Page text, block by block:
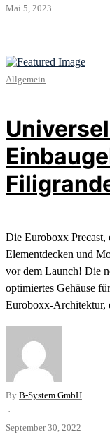
Mai 5, 2023
Allgemein
Die Euroboxx Precast,
Elementdecken und
vor dem Launch! Die
optimiertes Gehäuse
Euroboxx-Architektur,
By B-System GmbH
·
September 30, 2022